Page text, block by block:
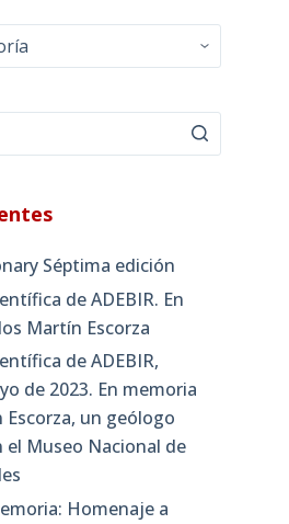
Séptima edición
de ADEBIR. En
Martín Escorza
de ADEBIR,
de 2023. En memoria
un geólogo
Museo Nacional de
Homenaje a